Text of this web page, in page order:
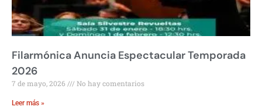
Filarmónica Anuncia Espectacular Temporada
2026
7 de mayo, 2026 No hay comentarios
Leer más »